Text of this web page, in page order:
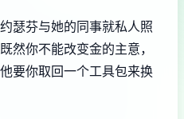
瑟芬与她的同事就私人照
然你不能改变金的主意，
要你取回一个工具包来换